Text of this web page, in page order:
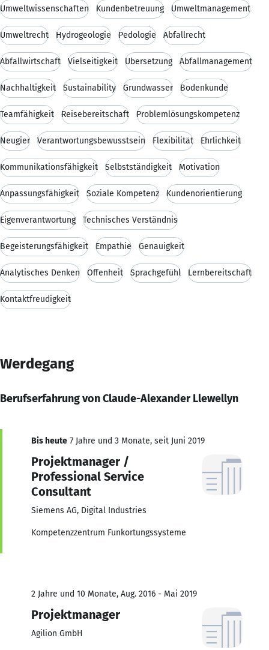
Umweltwissenschaften Kundenbetreuung Umweltmanagement
Umweltrecht Hydrogeologie Pedologie Abfallrecht
Abfallwirtschaft Vielseitigkeit Übersetzung Abfallmanagement
Nachhaltigkeit Sustainability Grundwasser Bodenkunde
Teamfähigkeit Reisebereitschaft Problemlösungskompetenz
Neugier Verantwortungsbewusstsein Flexibilität Ehrlichkeit
Kommunikationsfähigkeit Selbstständigkeit Motivation
Anpassungsfähigkeit Soziale Kompetenz Kundenorientierung
Eigenverantwortung Technisches Verständnis
Begeisterungsfähigkeit Empathie Genauigkeit
Analytisches Denken Offenheit Sprachgefühl Lernbereitschaft
Kontaktfreudigkeit
Werdegang
Berufserfahrung von Claude-Alexander Llewellyn
Bis heute 7 Jahre und 3 Monate, seit Juni 2019
Projektmanager /
Professional Service
Consultant
Siemens AG, Digital Industries
Kompetenzzentrum Funkortungssysteme
2 Jahre und 10 Monate, Aug. 2016 - Mai 2019
Projektmanager
Agilion GmbH